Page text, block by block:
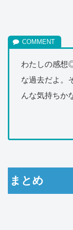
わたしの感想
な過去だよ。
んな気持ちか
まとめ